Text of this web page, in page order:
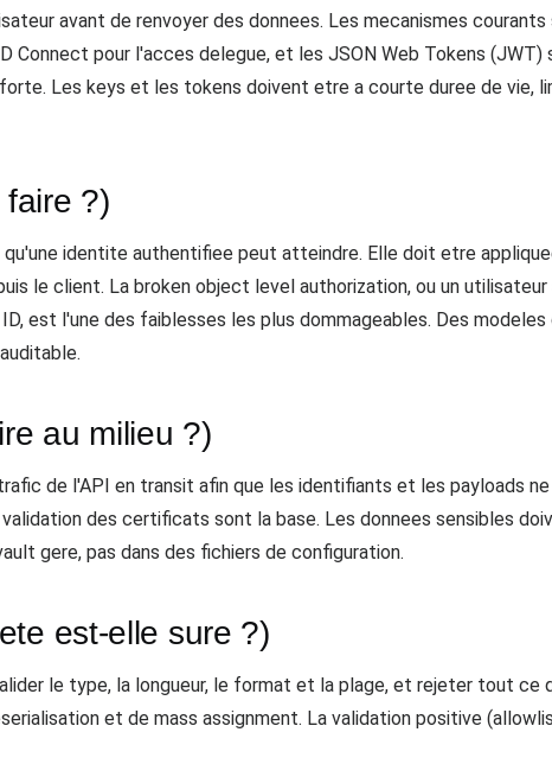
avant de renvoyer des donnees. Les mecanismes
Connect pour l'acces delegue, et les JSON Web Tokens (JWT)
Les keys et les tokens doivent etre a courte duree de vie,
?)
identite authentifiee peut atteindre. Elle doit etre
le client. La broken object level authorization, ou un
est l'une des faiblesses les plus dommageables. Des modeles
au milieu ?)
de l'API en transit afin que les identifiants et les payloads
des certificats sont la base. Les donnees sensibles
gere, pas dans des fichiers de configuration.
est-elle sure ?)
le type, la longueur, le format et la plage, et rejeter tout ce
et de mass assignment. La validation positive